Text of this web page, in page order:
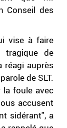
Conseil des
vise à faire
tragique de
réagi auprès
de SLT.
foule avec
accusent
sidérant", a